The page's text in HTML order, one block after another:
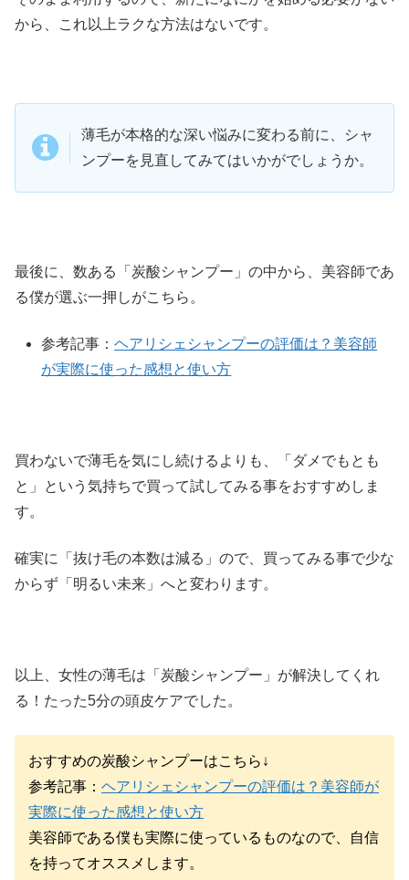
から、これ以上ラクな方法はないです。
薄毛が本格的な深い悩みに変わる前に、シャ
ンプーを見直してみてはいかがでしょうか。
最後に、数ある「炭酸シャンプー」の中から、美容師であ
る僕が選ぶ一押しがこちら。
参考記事：ヘアリシェシャンプーの評価は？美容師
が実際に使った感想と使い方
買わないで薄毛を気にし続けるよりも、「ダメでもとも
と」という気持ちで買って試してみる事をおすすめしま
す。
確実に「抜け毛の本数は減る」ので、買ってみる事で少な
からず「明るい未来」へと変わります。
以上、女性の薄毛は「炭酸シャンプー」が解決してくれ
る！たった5分の頭皮ケアでした。
おすすめの炭酸シャンプーはこちら↓
参考記事： ヘアリシェシャンプーの評価は？美容師が
実際に使った感想と使い方
美容師である僕も実際に使っているものなので、自信
を持ってオススメします。